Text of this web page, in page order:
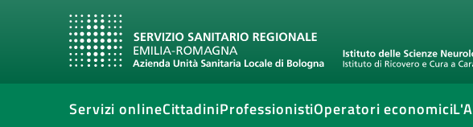
Servizi onlineCittadiniProfessionistiOperatori economici